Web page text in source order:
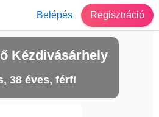
Belépés Regisztráció
Kézdivásárhely
38 éves, férfi